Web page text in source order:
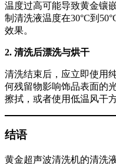
温度过高可能导致黄金镶
制清洗液温度在30°C到
效果。
2. 清洗后漂洗与烘干
清洗结束后，应立即使用
何残留物影响饰品表面的
擦拭，或者使用低温风干
结语
黄金超声波清洗机的清洗